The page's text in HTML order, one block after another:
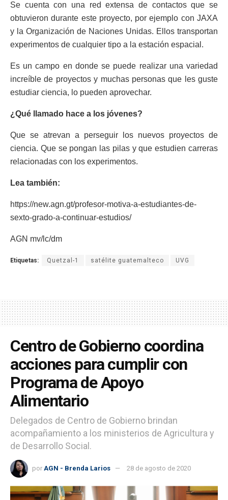
Se cuenta con una red extensa de contactos que se
obtuvieron durante este proyecto, por ejemplo con JAXA
y la Organización de Naciones Unidas. Ellos transportan
experimentos de cualquier tipo a la estación espacial.
Es un campo en donde se puede realizar una variedad
increíble de proyectos y muchas personas que les guste
estudiar ciencia, lo pueden aprovechar.
¿Qué llamado hace a los jóvenes?
Que se atrevan a perseguir los nuevos proyectos de
ciencia. Que se pongan las pilas y que estudien carreras
relacionadas con los experimentos.
Lea también:
https://new.agn.gt/profesor-motiva-a-estudiantes-de-
sexto-grado-a-continuar-estudios/
AGN mv/lc/dm
Etiquetas: Quetzal-1 satélite guatemalteco UVG
Centro de Gobierno coordina
acciones para cumplir con
Programa de Apoyo
Alimentario
Delegados de Centro de Gobierno brindan
acompañamiento a los ministerios de Agricultura y
de Desarrollo Social.
por AGN - Brenda Larios 28 de agosto de 2020